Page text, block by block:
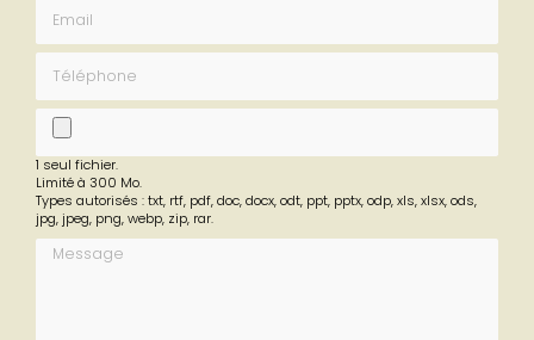
Téléphone
fichier
1 seul fichier.
Limité à 300 Mo.
Types autorisés : txt, rtf, pdf, doc, docx, odt, ppt, pptx, odp, xls, xlsx, ods,
jpg, jpeg, png, webp, zip, rar.
Message